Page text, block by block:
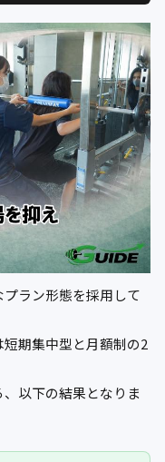
ラン形態を採用して
期集中型と月額制の2
以下の結果となりま